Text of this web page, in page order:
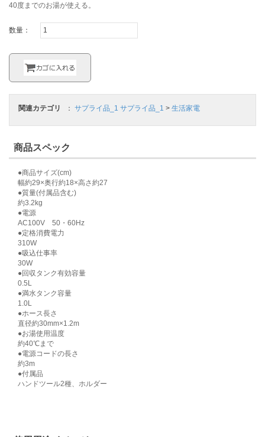
40度までのお湯が使える。
数量：
関連カテゴリ ： サプライ品_1 サプライ品_1 > 生活家電
商品スペック
●商品サイズ(cm)
幅約29×奥行約18×高さ約27
●質量(付属品含む)
約3.2kg
●電源
AC100V 50・60Hz
●定格消費電力
310W
●吸込仕事率
30W
●回収タンク有効容量
0.5L
●満水タンク容量
1.0L
●ホース長さ
直径約30mm×1.2m
●お湯使用温度
約40℃まで
●電源コードの長さ
約3m
●付属品
ハンドツール2種、ホルダー